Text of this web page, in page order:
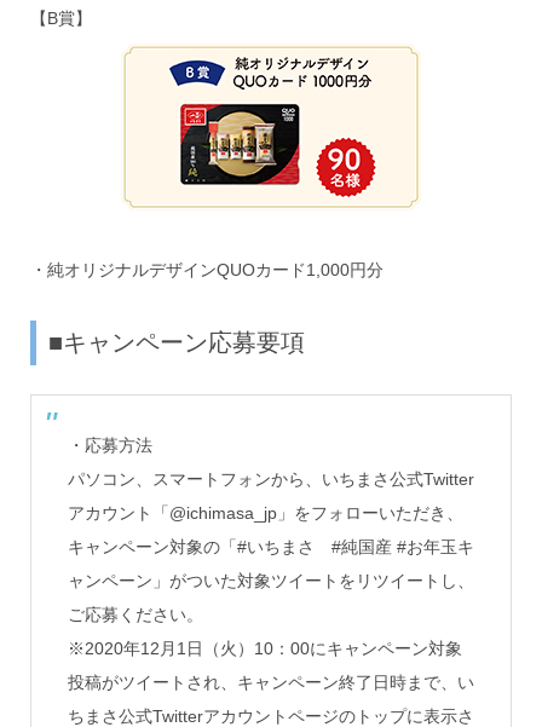
【B賞】
・純オリジナルデザインQUOカード1,000円分
■キャンペーン応募要項
・応募方法
パソコン、スマートフォンから、いちまさ公式Twitter
アカウント「@ichimasa_jp」をフォローいただき、
キャンペーン対象の「#いちまさ #純国産 #お年玉キ
ャンペーン」がついた対象ツイートをリツイートし、
ご応募ください。
※2020年12月1日（火）10：00にキャンペーン対象
投稿がツイートされ、キャンペーン終了日時まで、い
ちまさ公式Twitterアカウントページのトップに表示さ